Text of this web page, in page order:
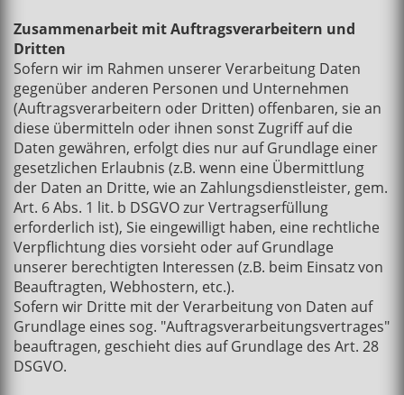
Zusammenarbeit mit Auftragsverarbeitern und
Dritten
Sofern wir im Rahmen unserer Verarbeitung Daten
gegenüber anderen Personen und Unternehmen
(Auftragsverarbeitern oder Dritten) offenbaren, sie an
diese übermitteln oder ihnen sonst Zugriff auf die
Daten gewähren, erfolgt dies nur auf Grundlage einer
gesetzlichen Erlaubnis (z.B. wenn eine Übermittlung
der Daten an Dritte, wie an Zahlungsdienstleister, gem.
Art. 6 Abs. 1 lit. b DSGVO zur Vertragserfüllung
erforderlich ist), Sie eingewilligt haben, eine rechtliche
Verpflichtung dies vorsieht oder auf Grundlage
unserer berechtigten Interessen (z.B. beim Einsatz von
Beauftragten, Webhostern, etc.).
Sofern wir Dritte mit der Verarbeitung von Daten auf
Grundlage eines sog. "Auftragsverarbeitungsvertrages"
beauftragen, geschieht dies auf Grundlage des Art. 28
DSGVO.